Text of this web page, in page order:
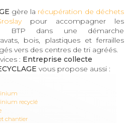
gère la récupération de déchets
pour accompagner les
BTP dans une démarche
bois, plastiques et ferrailles
vers des centres de tri agréés.
: Entreprise collecte
vous propose aussi :
recyclé
chantier